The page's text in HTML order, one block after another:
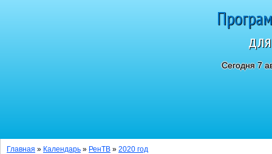
Сегодня 7
Главная » Календарь » РенТВ » 2020 год